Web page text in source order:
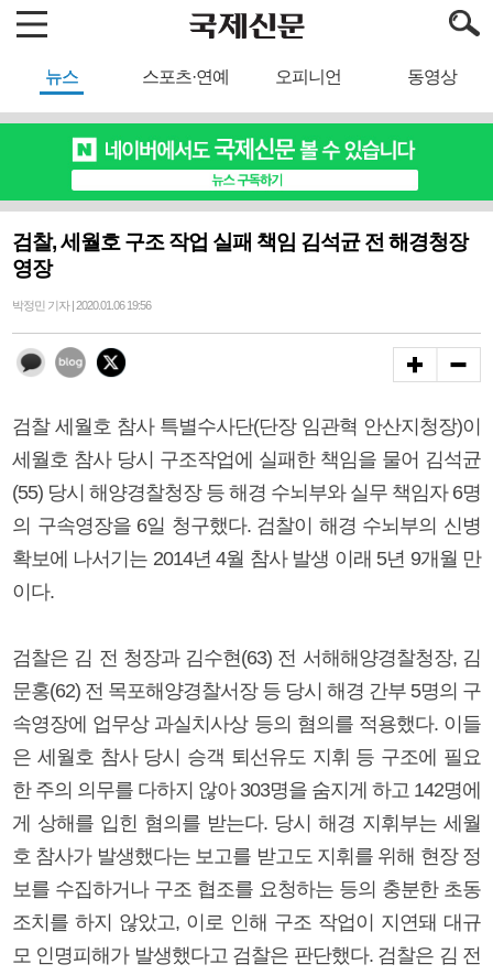
뉴스 스포츠·연예 오피니언 동영상
검찰, 세월호 구조 작업 실패 책임 김석균 전 해경청장
영장
박정민 기자 | 2020.01.06 19:56
검찰 세월호 참사 특별수사단(단장 임관혁 안산지청장)이
세월호 참사 당시 구조작업에 실패한 책임을 물어 김석균
(55) 당시 해양경찰청장 등 해경 수뇌부와 실무 책임자 6명
의 구속영장을 6일 청구했다. 검찰이 해경 수뇌부의 신병
확보에 나서기는 2014년 4월 참사 발생 이래 5년 9개월 만
이다.
검찰은 김 전 청장과 김수현(63) 전 서해해양경찰청장, 김
문홍(62) 전 목포해양경찰서장 등 당시 해경 간부 5명의 구
속영장에 업무상 과실치사상 등의 혐의를 적용했다. 이들
은 세월호 참사 당시 승객 퇴선유도 지휘 등 구조에 필요
한 주의 의무를 다하지 않아 303명을 숨지게 하고 142명에
게 상해를 입힌 혐의를 받는다. 당시 해경 지휘부는 세월
호 참사가 발생했다는 보고를 받고도 지휘를 위해 현장 정
보를 수집하거나 구조 협조를 요청하는 등의 충분한 초동
조치를 하지 않았고, 이로 인해 구조 작업이 지연돼 대규
모 인명피해가 발생했다고 검찰은 판단했다. 검찰은 김 전